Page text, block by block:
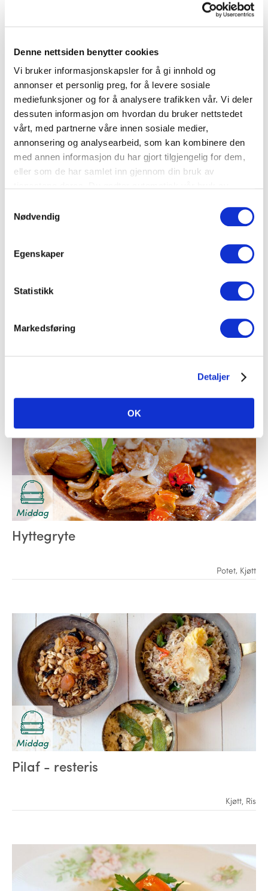
Denne nettsiden benytter cookies
Vi bruker informasjonskapsler for å gi innhold og
annonser et personlig preg, for å levere sosiale
mediefunksjoner og for å analysere trafikken vår. Vi deler
dessuten informasjon om hvordan du bruker nettstedet
vårt, med partnerne våre innen sosiale medier,
annonsering og analysearbeid, som kan kombinere den
med annen informasjon du har gjort tilgjengelig for dem,
eller som de har samlet inn gjennom din bruk av
Nødvendig
Egenskaper
Statistikk
Markedsføring
Detaljer
OK
Småretter
Cordon Bleu potetpannekaker
Potet ,
Fisk
Middag
Hyttegryte
Potet, Kjøtt
Middag
Pilaf - resteris
Kjøtt, Ris